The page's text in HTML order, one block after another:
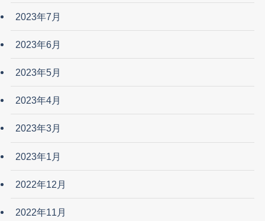
2023年7月
2023年6月
2023年5月
2023年4月
2023年3月
2023年1月
2022年12月
2022年11月